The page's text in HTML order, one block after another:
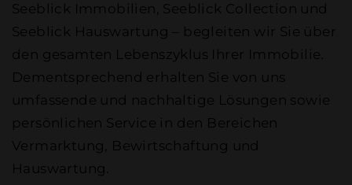
Seeblick Immobilien, Seeblick Collection und
Seeblick Hauswartung – begleiten wir Sie über
den gesamten Lebenszyklus Ihrer Immobilie.
Dementsprechend erhalten Sie von uns
umfassende und nachhaltige Lösungen sowie
persönlichen Service in den Bereichen
Vermarktung, Bewirtschaftung und
Hauswartung.